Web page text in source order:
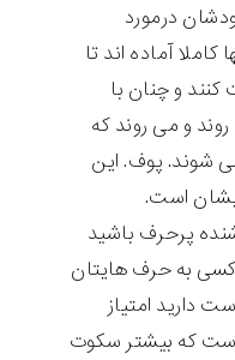
درمورد
آماده اند تا
و چنان با
و می روند که
شوند. پوف. این
است.
پرحرف باشید
کسی به حرف هایتان
دارید امتیاز
است که بیشتر سکوت